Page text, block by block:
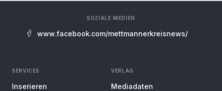
SOZIALE MEDIEN
www.facebook.com/mettmannerkreisnews/
SERVICES
Inserieren
VERLAG
Mediadaten